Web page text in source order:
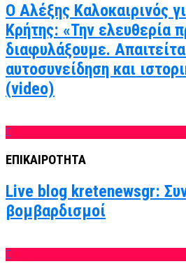
Ο Αλέξης Καλοκαιρινός
Κρήτης: «Την ελευθερία
διαφυλάξουμε.
αυτοσυνείδηση και
(video)
ΕΠΙΚΑΙΡΟΤΗΤΑ
Live blog kretenewsgr:
βομβαρδισμοί